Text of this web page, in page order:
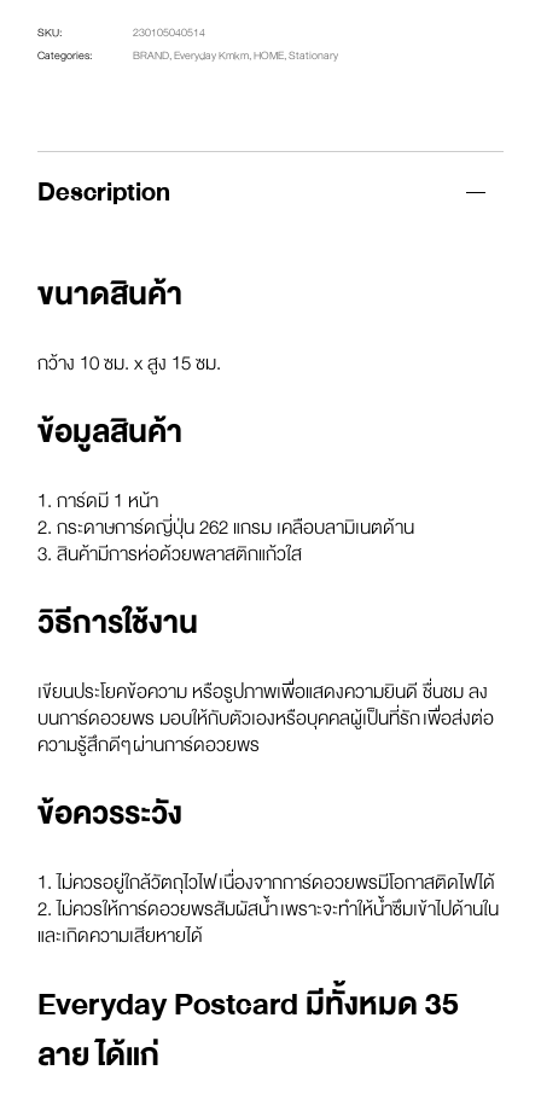
SKU:
230105040514
Categories:
BRAND,Everyday Kmkm,HOME,Stationary
Description
ขนาดสินค้า
กว้าง 10 ซม. x สูง 15 ซม.
ข้อมูลสินค้า
1. การ์ดมี 1 หน้า
2. กระดาษการ์ดญี่ปุ่น 262 แกรม เคลือบลามิเนตด้าน
3. สินค้ามีการห่อด้วยพลาสติกแก้วใส
วิธีการใช้งาน
เขียนประโยคข้อความ หรือรูปภาพเพื่อแสดงความยินดี ชื่นชม ลง
บนการ์ดอวยพร มอบให้กับตัวเองหรือบุคคลผู้เป็นที่รัก เพื่อส่งต่อ
ความรู้สึกดีๆ ผ่านการ์ดอวยพร
ข้อควรระวัง
1. ไม่ควรอยู่ใกล้วัตถุไวไฟ เนื่องจากการ์ดอวยพรมีโอกาสติดไฟได้
2. ไม่ควรให้การ์ดอวยพรสัมผัสน้ำ เพราะจะทำให้น้ำซึมเข้าไปด้านใน
และเกิดความเสียหายได้
Everyday Postcard มีทั้งหมด 35
ลาย ได้แก่